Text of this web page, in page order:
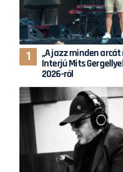
„A jazz minden
Interjú Mits
2026-ról